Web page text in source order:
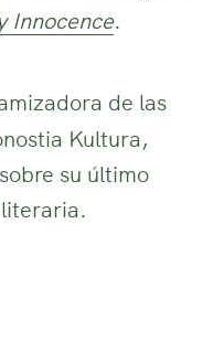
Innocence.
de las
Kultura,
su último